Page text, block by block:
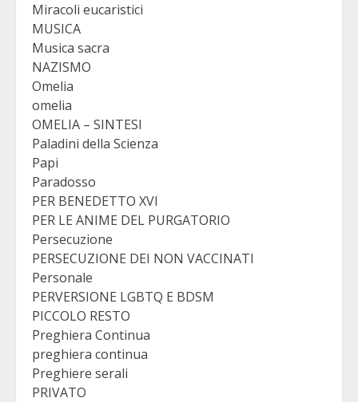
Miracoli eucaristici
MUSICA
Musica sacra
NAZISMO
Omelia
omelia
OMELIA – SINTESI
Paladini della Scienza
Papi
Paradosso
PER BENEDETTO XVI
PER LE ANIME DEL PURGATORIO
Persecuzione
PERSECUZIONE DEI NON VACCINATI
Personale
PERVERSIONE LGBTQ E BDSM
PICCOLO RESTO
Preghiera Continua
preghiera continua
Preghiere serali
PRIVATO